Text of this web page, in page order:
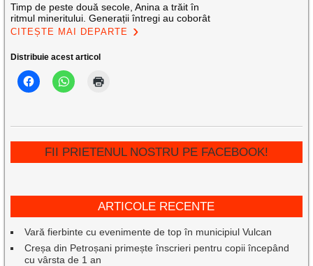
Timp de peste două secole, Anina a trăit în
ritmul mineritului. Generații întregi au coborât
CITEȘTE MAI DEPARTE
Distribuie acest articol
FII PRIETENUL NOSTRU PE FACEBOOK!
ARTICOLE RECENTE
Vară fierbinte cu evenimente de top în municipiul Vulcan
Creșa din Petroșani primește înscrieri pentru copii începând
cu vârsta de 1 an